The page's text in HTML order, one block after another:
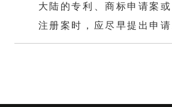
大陆的专利、商标申请案
注册案时，应尽早提出申请